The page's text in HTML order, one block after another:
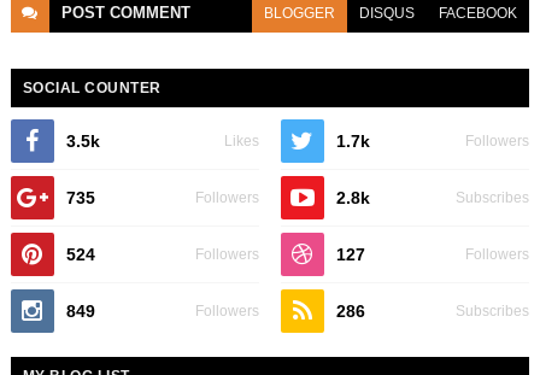
POST COMMENT BLOGGER DISQUS FACEBOOK
SOCIAL COUNTER
3.5k Likes 1.7k Followers
735 Followers 2.8k Subscribes
524 Followers 127 Followers
849 Followers 286 Subscribes